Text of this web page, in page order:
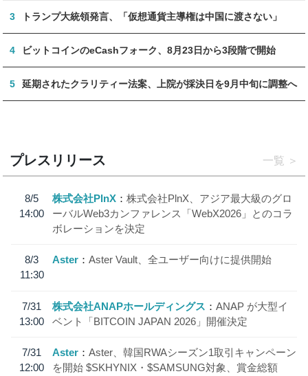
3 トランプ大統領発言、「仮想通貨主導権は中国に渡さない」
4 ビットコインのeCashフォーク、8月23日から3段階で開始
5 延期されたクラリティー法案、上院が採決日を9月中旬に調整へ
プレスリリース 一覧
8/5
14:00
株式会社PlnX
株式会社PlnX、アジア最大級のグロ
ーバルWeb3カンファレンス「WebX2026」とのコラ
ボレーションを決定
8/3
11:30
Aster Aster Vault、全ユーザー向けに提供開始
7/31
13:00
株式会社ANAPホールディングス
ANAP が大型イ
ベント「BITCOIN JAPAN 2026」開催決定
7/31
12:00
Aster
Aster、韓国RWAシーズン1取引キャンペーン
を開始 $SKHYNIX・$SAMSUNG対象、賞金総額